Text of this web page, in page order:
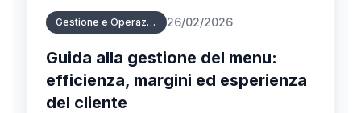
Gestione e Operazioni Menu 26/02/2026
Guida alla gestione del menu:
efficienza, margini ed esperienza
del cliente